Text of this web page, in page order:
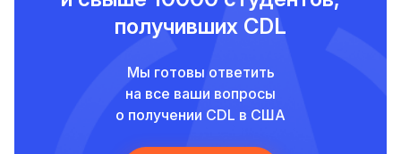
получивших CDL
Мы готовы ответить
на все ваши вопросы
о получении CDL в США